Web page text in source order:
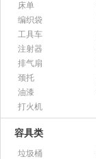
床单
编织袋
工具车
注射器
排气扇
颈托
油漆
打火机
容具类
垃圾桶